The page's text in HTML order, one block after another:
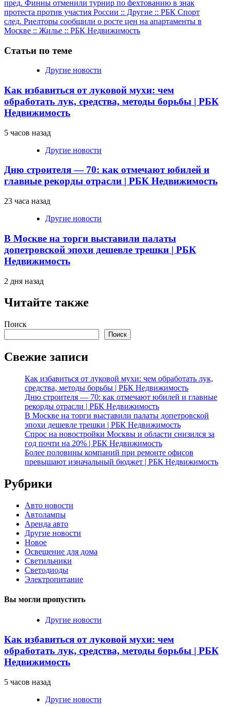
Продолжить
чтение
пред. Финны отменили турнир по фехтованию в знак
протеста против участия России :: Другие :: РБК Спорт
след. Риелторы сообщили о росте цен на апартаменты в
Москве :: Жилье :: РБК Недвижимость
Статьи по теме
Другие новости
Как избавиться от луковой мухи: чем
обработать лук, средства, методы борьбы | РБК
Недвижимость
5 часов назад
Другие новости
Дню строителя — 70: как отмечают юбилей и
главные рекорды отрасли | РБК Недвижимость
23 часа назад
Другие новости
В Москве на торги выставили палаты
допетровской эпохи дешевле трешки | РБК
Недвижимость
2 дня назад
Читайте также
Поиск
Поиск
Свежие записи
Как избавиться от луковой мухи: чем обработать лук,
средства, методы борьбы | РБК Недвижимость
Дню строителя — 70: как отмечают юбилей и главные
рекорды отрасли | РБК Недвижимость
В Москве на торги выставили палаты допетровской
эпохи дешевле трешки | РБК Недвижимость
Спрос на новостройки Москвы и области снизился за
год почти на 20% | РБК Недвижимость
Более половины компаний при ремонте офисов
превышают изначальный бюджет | РБК Недвижимость
Рубрики
Авто новости
Автолампы
Аренда авто
Другие новости
Новое
Освещение для дома
Светильники
Светодиоды
Электропитание
Вы могли пропустить
Другие новости
Как избавиться от луковой мухи: чем
обработать лук, средства, методы борьбы | РБК
Недвижимость
5 часов назад
Другие новости